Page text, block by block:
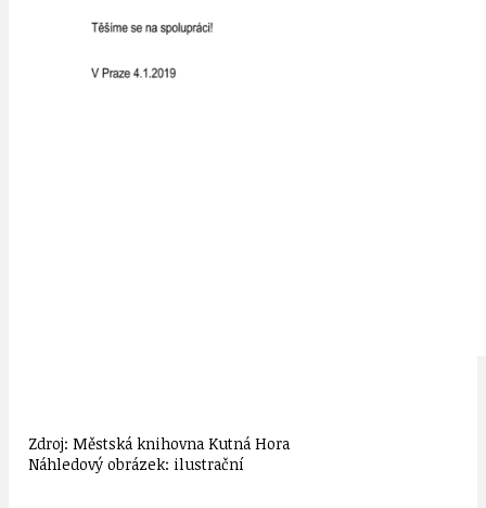
Zdroj: Městská knihovna Kutná Hora
Náhledový obrázek: ilustrační